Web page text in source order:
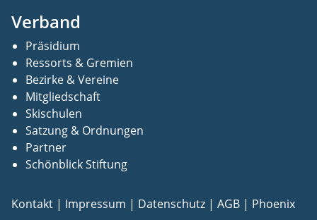
Verband
Präsidium
Ressorts & Gremien
Bezirke & Vereine
Mitgliedschaft
Skischulen
Satzung & Ordnungen
Partner
Schönblick Stiftung
Kontakt | Impressum | Datenschutz | AGB | Phoenix